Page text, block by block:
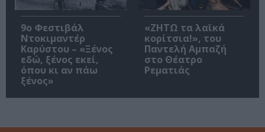
9ο Φεστιβάλ
Ντοκιμαντέρ
Καρύστου – «Ξένος
εδώ, ξένος εκεί,
όπου κι αν πάω
ξένος»
«ΖΗΤΩ τα λαϊκά
κορίτσια!», του
Παντελή Αμπαζή
στο Θέατρο
Ρεματιάς